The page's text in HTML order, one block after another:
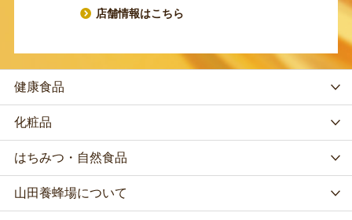
店舗情報はこちら
健康食品
化粧品
はちみつ・自然食品
山田養蜂場について